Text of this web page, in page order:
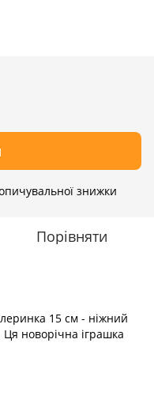
знижки
Порівняти
15 см - ніжний
новорічна іграшка